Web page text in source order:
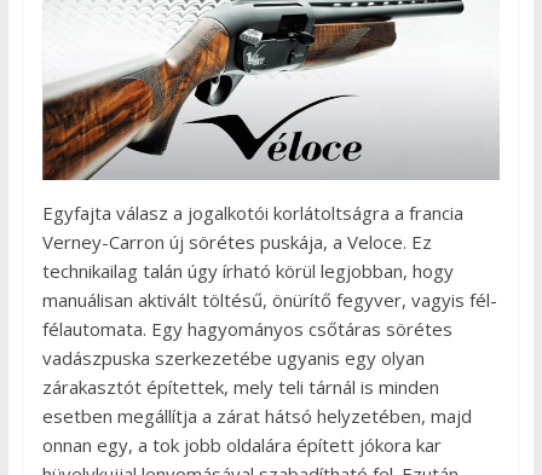
Egyfajta válasz a jogalkotói korlátoltságra a francia
Verney-Carron új sörétes puskája, a Veloce. Ez
technikailag talán úgy írható körül legjobban, hogy
manuálisan aktivált töltésű, önürítő fegyver, vagyis fél-
félautomata. Egy hagyományos csőtáras sörétes
vadászpuska szerkezetébe ugyanis egy olyan
zárakasztót építettek, mely teli tárnál is minden
esetben megállítja a zárat hátsó helyzetében, majd
onnan egy, a tok jobb oldalára épített jókora kar